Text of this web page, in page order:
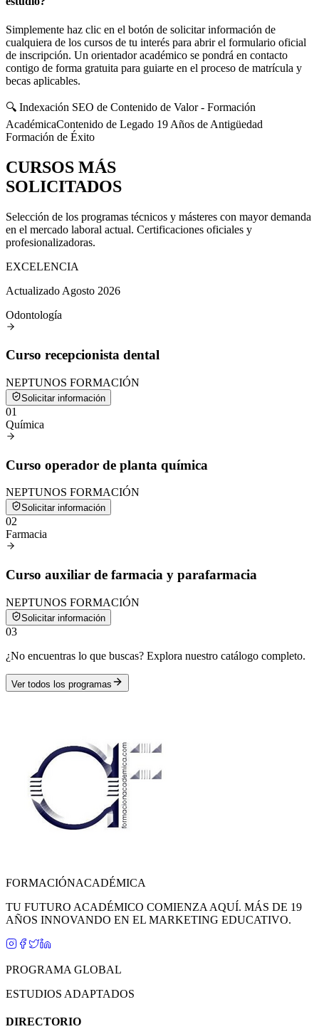
Simplemente haz clic en el botón de solicitar información de
cualquiera de los cursos de tu interés para abrir el formulario oficial
de inscripción. Un orientador académico se pondrá en contacto
contigo de forma gratuita para guiarte en el proceso de matrícula y
becas aplicables.
🔍 Indexación SEO de Contenido de Valor - Formación
AcadémicaContenido de Legado 19 Años de Antigüedad
Formación de Éxito
CURSOS MÁS
SOLICITADOS
Selección de los programas técnicos y másteres con mayor demanda
en el mercado laboral actual. Certificaciones oficiales y
profesionalizadoras.
EXCELENCIA
Actualizado Agosto 2026
Odontología
Curso recepcionista dental
NEPTUNOS FORMACIÓN
Solicitar información
01
Química
Curso operador de planta química
NEPTUNOS FORMACIÓN
Solicitar información
02
Farmacia
Curso auxiliar de farmacia y parafarmacia
NEPTUNOS FORMACIÓN
Solicitar información
03
¿No encuentras lo que buscas? Explora nuestro catálogo completo.
Ver todos los programas
FORMACIÓNACADÉMICA
TU FUTURO ACADÉMICO COMIENZA AQUÍ. MÁS DE 19
AÑOS INNOVANDO EN EL MARKETING EDUCATIVO.
PROGRAMA GLOBAL
ESTUDIOS ADAPTADOS
DIRECTORIO